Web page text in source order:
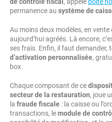
de contrôle fiscal , appelé boîte
permanence au système de
Au moins deux modèles, en
aujourd’hui agréés. Là encore,
ses frais. Enfin, il faut demander,
d’activation personnalisée,
box.
Chaque composant de ce
secteur de la restauration, joue
la fraude fiscale : la caisse ou
transactions, lemodule de